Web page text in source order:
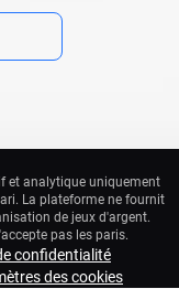
et analytique uniquement
La plateforme ne fournit
de jeux d'argent.
pas les paris.
Nous n'acceptons pas de
confidentialité
des cookies